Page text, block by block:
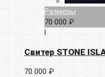
Размеры
70 000 ₽
Свитер STONE
70 000 ₽